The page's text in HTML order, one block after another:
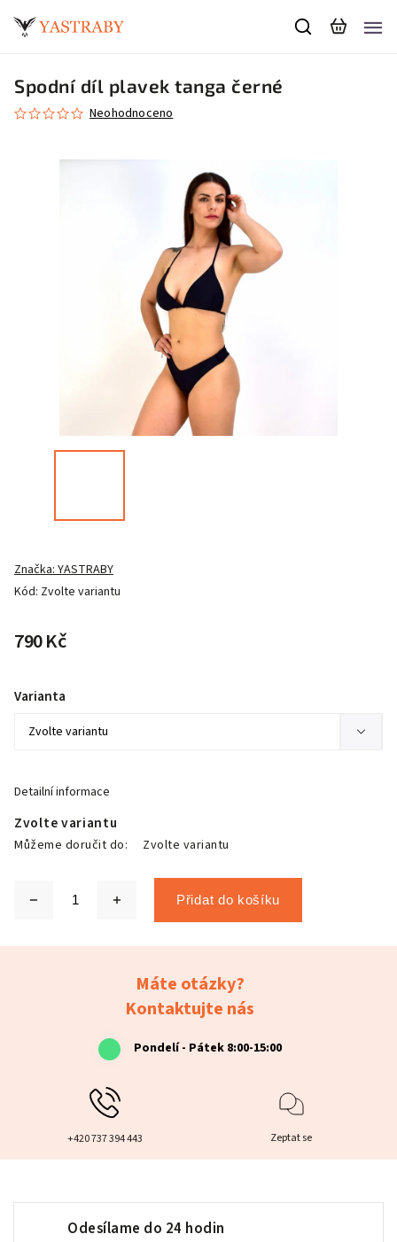
Spodní díl plavek tanga černé
Neohodnoceno
Kód: Zvolte variantu
Značka:YASTRABY
790 Kč
Zvolte variantu
Můžeme doručit do: Zvolte variantu
Varianta
Přidat do košíku
Detailní informace
Máte otázky?
Kontaktujte nás
Pondelí - Pátek 8:00-15:00
+420 737 394 443 Zeptat se
Odesílame do 24 hodin